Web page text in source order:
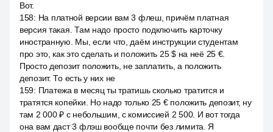
Вот.
158: На платной версии вам 3 флеш, причём платная
версия такая. Там надо просто подключить карточку
иностранную. Мы, если что, даём инструкции студентам
про это, как это сделать и положить 25 $ на неё 25 €.
Просто депозит положить, не заплатить, а положить
депозит. То есть у них не
159: Платежа в месяц ты тратишь сколько тратится и
тратятся копейки. Но надо только 25 € положить депозит, ну
там 2 000 ₽ с небольшим, с комиссией 2 500. И вот тогда
она вам даст 3 флэш вообще почти без лимита. Я